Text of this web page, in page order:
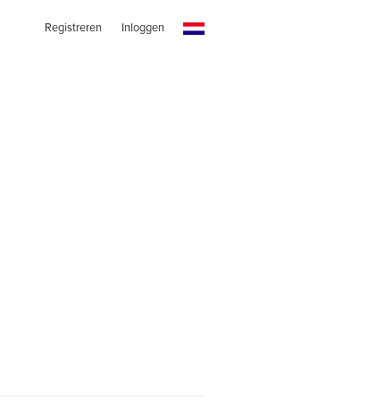
Registreren Inloggen